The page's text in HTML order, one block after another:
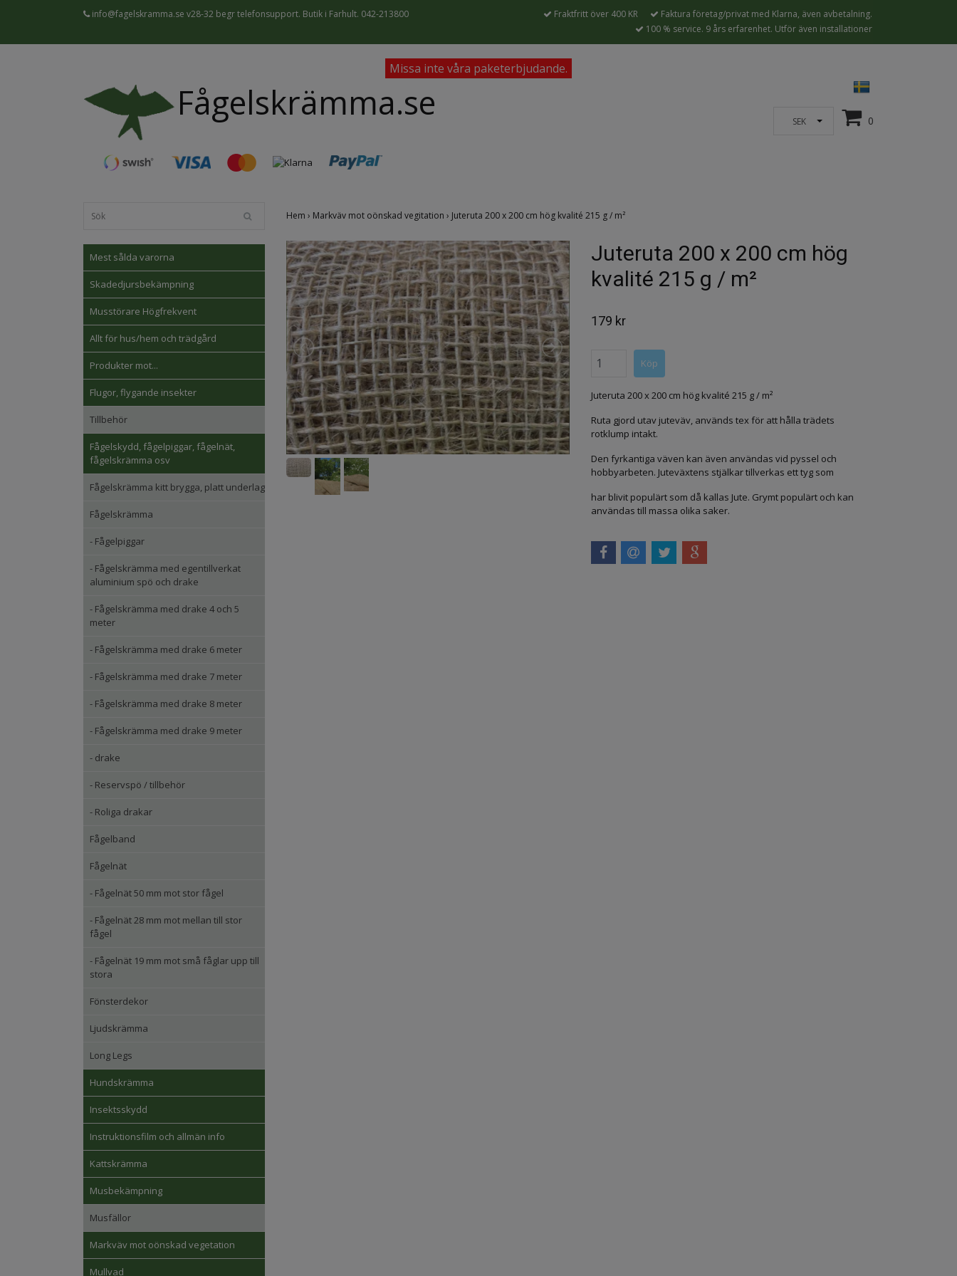
info@fagelskramma.se v28-32 begr telefonsupport. Butik i Farhult. 042-213800 Fraktfritt över 400 KR
Faktura företag/privat med Klarna, även avbetalning.
100 % service. 9 års erfarenhet. Utför även installationer
Missa inte våra paketerbjudande.
Fågelskrämma.se SEK 0
Mest sålda varorna
Skadedjursbekämpning
Musstörare Högfrekvent
Allt för hus/hem och trädgård
Produkter mot...
Flugor, flygande insekter
Tillbehör
Fågelskydd, fågelpiggar, fågelnät,
fågelskrämma osv
Fågelskrämma kitt brygga, platt underlag
Fågelskrämma
- Fågelpiggar
- Fågelskrämma med egentillverkat
aluminium spö och drake
- Fågelskrämma med drake 4 och 5
meter
- Fågelskrämma med drake 6 meter
- Fågelskrämma med drake 7 meter
- Fågelskrämma med drake 8 meter
- Fågelskrämma med drake 9 meter
- drake
- Reservspö / tillbehör
- Roliga drakar
Fågelband
Fågelnät
- Fågelnät 50 mm mot stor fågel
- Fågelnät 28 mm mot mellan till stor
fågel
- Fågelnät 19 mm mot små fåglar upp till
stora
Fönsterdekor
Ljudskrämma
Long Legs
Hundskrämma
Insektsskydd
Instruktionsfilm och allmän info
Kattskrämma
Musbekämpning
Musfällor
Markväv mot oönskad vegetation
Mullvad
Hem › Markväv mot oönskad vegitation › Juteruta 200 x 200 cm hög kvalité 215 g / m²
Juteruta 200 x 200 cm hög
kvalité 215 g / m²
179 kr
Juteruta 200 x 200 cm hög kvalité 215 g / m²
Ruta gjord utav juteväv, används tex för att hålla trädets
rotklump intakt.
Den fyrkantiga väven kan även användas vid pyssel och
hobbyarbeten. Juteväxtens stjälkar tillverkas ett tyg som
har blivit populärt som då kallas Jute. Grymt populärt och kan
användas till massa olika saker.